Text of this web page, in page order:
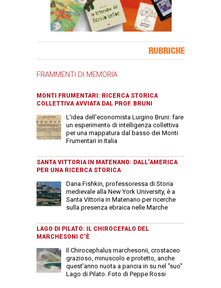
RUBRICHE
FRAMMENTI DI MEMORIA
MONTI FRUMENTARI: RICERCA STORICA
COLLETTIVA AVVIATA DAL PROF. BRUNI
L'idea dell'economista Luigino Bruni: fare
un esperimento di intelligenza collettiva
per una mappatura dal basso dei Monti
Frumentari in Italia
SANTA VITTORIA IN MATENANO: DALL’AMERICA
PER UNA RICERCA STORICA
Dana Fishkin, professoressa di Storia
medievale alla New York University, è a
Santa Vittoria in Matenano per ricerche
sulla presenza ebraica nelle Marche
LAGO DI PILATO: IL CHIROCEFALO DEL
MARCHESONI C’È
Il Chirocephalus marchesonii, crostaceo
grazioso, minuscolo e protetto, anche
quest'anno nuota a pancia in su nel "suo"
Lago di Pilato. Foto di Peppe Rossi